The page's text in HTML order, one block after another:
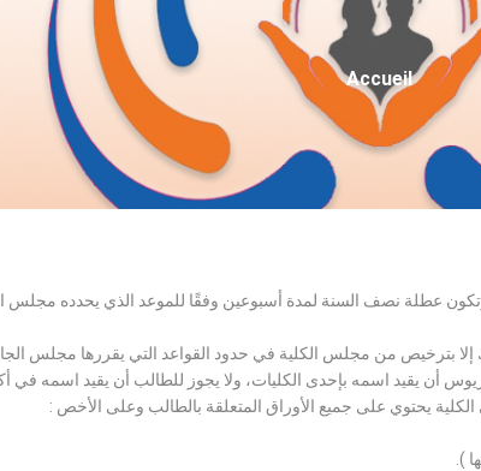
Fil
D'Ariane
Accueil
وتكون عطلة نصف السنة لمدة أسبوعين وفقًا للموعد الذي يحدده مجلس
إلا بترخيص من مجلس الكلية في حدود القواعد التي يقررها مجلس
أن يقيد اسمه بإحدى الكليات، ولا يجوز للطالب أن يقيد اسمه
يحتوي على جميع الأوراق المتعلقة بالطالب وعلى الأخص :
).